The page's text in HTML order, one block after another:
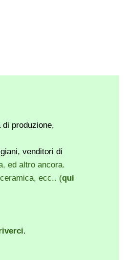
di produzione,
venditori di
ed altro ancora.
ecc.. (qui
.